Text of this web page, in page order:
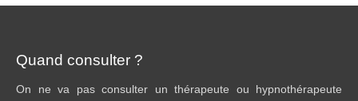
Quand consulter ?
On ne va pas consulter un thérapeute ou hypnothérapeute